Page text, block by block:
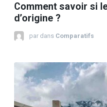
Comment savoir si
d’origine ?
par dans Comparatifs